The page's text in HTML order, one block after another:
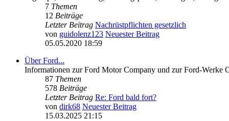
7 Themen
12 Beiträge
Letzter Beitrag Nachrüstpflichten gesetzlich
von guidolenz123 Neuester Beitrag
05.05.2020 18:59
Über Ford...
Informationen zur Ford Motor Company und zur Ford-Werke
87 Themen
578 Beiträge
Letzter Beitrag Re: Ford bald fort?
von dirk68 Neuester Beitrag
15.03.2025 21:15